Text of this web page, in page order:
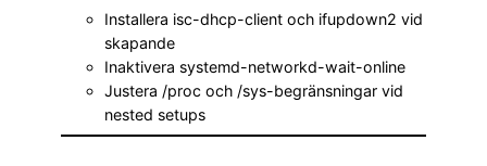
Installera isc-dhcp-client och ifupdown2 vid
skapande
Inaktivera systemd-networkd-wait-online
Justera /proc och /sys-begränsningar vid
nested setups